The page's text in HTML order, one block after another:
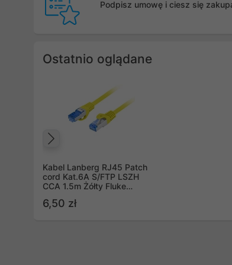
Podpisz umowę i ciesz się
Ostatnio oglądane
Kabel Lanberg RJ45 Patch
cord Kat.6A S/FTP LSZH
CCA 1.5m Żółty Fluke
6,50 zł